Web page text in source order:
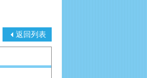
返回列表